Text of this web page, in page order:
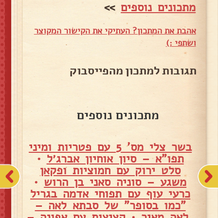
מתכונים נוספים >>
אהבת את המתכון? העתיקי את הקישור המקוצר
ושתפי :)
תגובות למתכון מהפייסבוק
מתכונים נוספים
בשר צלי מס' 5 עם פטריות ומיני
תפו"א – סיון אוחיון אברג׳ל •
סלט ירוק עם חמוציות ופקאן
משגע – סוניה סאני בן הרוש •
כרעי עוף עם תפוחי אדמה בגריל
"כמו בסופר" של סבתא לאה –